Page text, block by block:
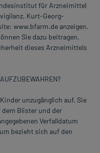
für Arzneimittel
Kurt-Georg-
www.bfarm.de anzeigen.
Sie dazu beitragen,
dieses Arzneimittels
unzugänglich auf. Sie
Blister und der
Verfalldatum
bezieht sich auf den